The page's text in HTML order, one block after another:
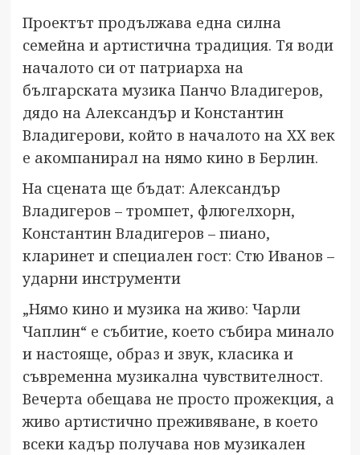
Проектът продължава една силна
семейна и артистична традиция. Тя води
началото си от патриарха на
българската музика Панчо Владигеров,
дядо на Александър и Константин
Владигерови, който в началото на XX век
е акомпанирал на нямо кино в Берлин.
На сцената ще бъдат: Александър
Владигеров – тромпет, флюгелхорн,
Константин Владигеров – пиано,
кларинет и специален гост: Стю Иванов –
ударни инструменти
„Нямо кино и музика на живо: Чарли
Чаплин“ е събитие, което събира минало
и настояще, образ и звук, класика и
съвременна музикална чувствителност.
Вечерта обещава не просто прожекция, а
живо артистично преживяване, в което
всеки кадър получава нов музикален